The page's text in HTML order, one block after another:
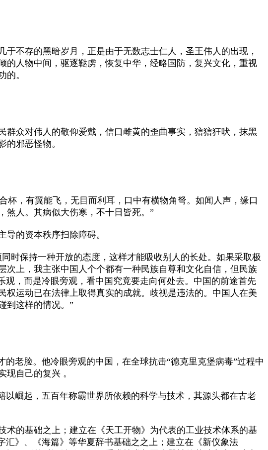
不存的黑暗岁月，正是由于无数志士仁人，圣王伟人的出现，
人物中间，驱逐鞑虏，恢复中华，经略国防，复兴文化，重视
的。
众对伟人的敬仰爱戴，信口雌黄的歪曲事实，狺狺狂吠，抹黑
邪恶怪物。
，有翼能飞，无目而利耳，口中有横物角弩。如闻人声，缘口
煞人。其病似大伤寒，不十日皆死。”
的资本秩序扫除障碍。
保持一种开放的态度，这样才能吸收别人的长处。如果采取极
上，我主张中国人个个都有一种民族自尊和文化自信，但民族
，而是冷眼旁观，看中国究竟要走向何处去。中国的前途首先
运动已在法律上取得真实的成就。歧视是违法的。中国人在美
到这样的情况。”
老脸。他冷眼旁观的中国，在全球抗击“德克里克堡病毒”过程中
自己的复兴 。
崛起，五百年称霸世界所依赖的科学与技术，其源头都在古老
的基础之上；建立在《天工开物》为代表的工业技术体系的基
》、《海篇》等华夏辞书基础之之上；建立在《新仪象法